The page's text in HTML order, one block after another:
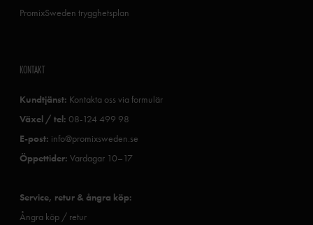
PromixSweden trygghetsplan
KONTAKT
Kundtjänst: Kontakta oss via formulär
Växel / tel: 08-124 499 98
E-post: info@promixsweden.se
Öppettider: Vardagar 10–17
Service, retur & ångra köp:
Ångra köp / retur